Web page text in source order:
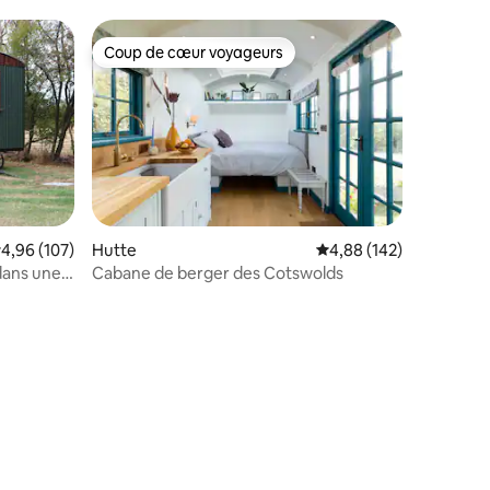
appréciés
moyenne sur la base de 107 commentaires : 4,96 sur 5
4,96 (107)
une
Coup de cœur voyageurs
Coup de cœur voyageurs
Hutte Évaluation moyenne
4,88 (142)
Cabane de berger des Cotswolds